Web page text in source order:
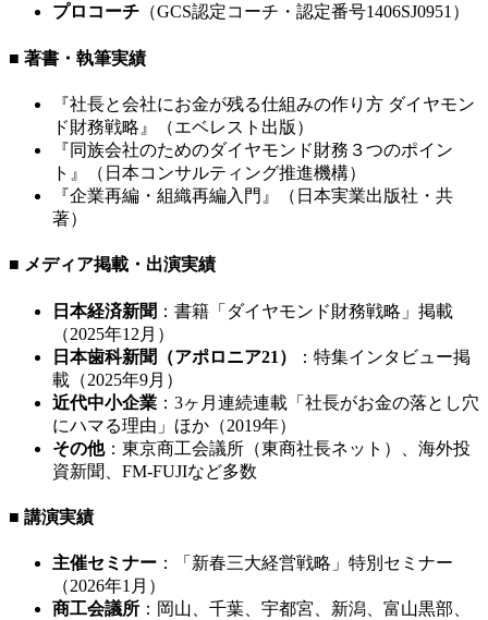
プロコーチ （GCS認定コーチ・認定番号1406SJ0951）
■ 著書・執筆実績
『社長と会社にお金が残る仕組みの作り方 ダイヤモン
ド財務戦略』（エベレスト出版）
『同族会社のためのダイヤモンド財務３つのポイン
ト』（日本コンサルティング推進機構）
『企業再編・組織再編入門』（日本実業出版社・共
著）
■ メディア掲載・出演実績
日本経済新聞 ：書籍「ダイヤモンド財務戦略」掲載
（2025年12月）
日本歯科新聞（アポロニア21）
：特集インタビュー掲
載（2025年9月）
近代中小企業 ：3ヶ月連続連載「社長がお金の落とし穴
にハマる理由」ほか（2019年）
その他：東京商工会議所（東商社長ネット）、海外投
資新聞、FM-FUJIなど多数
■ 講演実績
主催セミナー ：「新春三大経営戦略」特別セミナー
（2026年1月）
商工会議所 ：岡山、千葉、宇都宮、新潟、富山黒部、